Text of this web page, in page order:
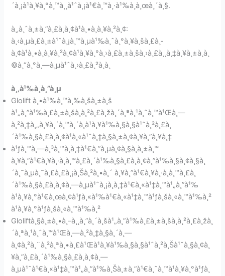
´à¸¡à¹à¸¥à¸°à¸™à¸¸à¹ˆà¸¡à¹€à¸™à¸·à¹‰à¸­à¸œà¸´à¸§.
à¸‚à¸ˆà¸±à¸”à¸£à¸­à¸¢à¹à¸•à¸à¸¥à¸²à¸¢:
à¸‹à¸µà¸£à¸±à¹ˆà¸¡à¸™à¸µà¹‰à¸ˆà¸°à¸¥à¸šà¸£à¸­
à¸¢à¹à¸•à¸à¸¥à¸²à¸¢à¹à¸¥à¸°à¸›à¸£à¸±à¸šà¸›à¸£à¸¸à¸‡à¸¥à¸±à¸à¸
©à¸“à¸°à¸—à¸µà¹ˆà¸›à¸£à¸²à¸à¸
à¸‚à¹‰à¸­à¸”à¸µ
Glolift à¸•à¹‰à¸™à¸‰à¸šà¸±à¸š
à¹„à¸”à¹‰à¸£à¸±à¸šà¸à¸²à¸£à¸žà¸´à¸ªà¸¹à¸ˆà¸™à¹Œà¸—
à¸²à¸‡à¸„à¸¥à¸´à¸™à¸´à¸à¹à¸¥à¹‰à¸§à¸§à¹ˆà¸²à¸£à¸
´à¹‰à¸§à¸£à¸­à¸¢à¹à¸«à¹ˆà¸‡à¸§à¸±à¸¢à¸¥à¸”à¸¥à¸‡
à¹ƒà¸™à¸—à¸³à¸™à¸­à¸‡à¹€à¸”à¸µà¸¢à¸§à¸à¸±à¸™
à¸¥à¸”à¹€à¸¥à¸·à¸­à¸™à¸£à¸´à¹‰à¸§à¸£à¸­à¸¢à¸”à¹‰à¸§à¸¢à¸§à¸
´à¸˜à¸µà¸˜à¸£à¸£à¸¡à¸Šà¸²à¸•à¸´ à¸¥à¸”à¹€à¸¥à¸·à¸­à¸™à¸£à¸
´à¹‰à¸§à¸£à¸­à¸¢à¸—à¸µà¹ˆà¸¡à¸­à¸‡à¹€à¸«à¹‡à¸™à¹„à¸”à¹‰
à¹à¸¥à¸°à¹€à¸œà¸¢à¹ƒà¸«à¹‰à¹€à¸«à¹‡à¸™à¹ƒà¸šà¸«à¸™à¹‰à¸²
à¹à¸¥à¸°à¹ƒà¸šà¸«à¸™à¹‰à¸²
Gloliftà¸§à¸±à¸•à¸–à¸¸à¸”à¸´à¸šà¹„à¸”à¹‰à¸£à¸±à¸šà¸à¸²à¸£à¸žà¸
´à¸ªà¸¹à¸ˆà¸™à¹Œà¸—à¸²à¸‡à¸§à¸´à¸—
à¸¢à¸²à¸¨à¸²à¸ªà¸•à¸£à¹Œà¹à¸¥à¹‰à¸§à¸§à¹ˆà¸²à¸Šà¹ˆà¸§à¸¢à¸
¥à¸”à¸£à¸´à¹‰à¸§à¸£à¸­à¸¢à¸—
à¸µà¹ˆà¹€à¸«à¹‡à¸™à¹„à¸”à¹‰à¸Šà¸±à¸”à¹€à¸ˆà¸™à¹à¸¥à¸°à¹ƒà¸